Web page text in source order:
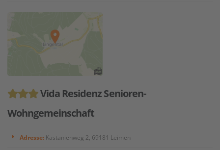
Vida Residenz Senioren-
Wohngemeinschaft
Adresse: Kastanienweg 2, 69181 Leimen